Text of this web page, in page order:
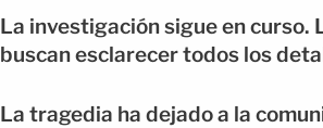
La investigación sigue en curso.
buscan esclarecer todos los
La tragedia ha dejado a la